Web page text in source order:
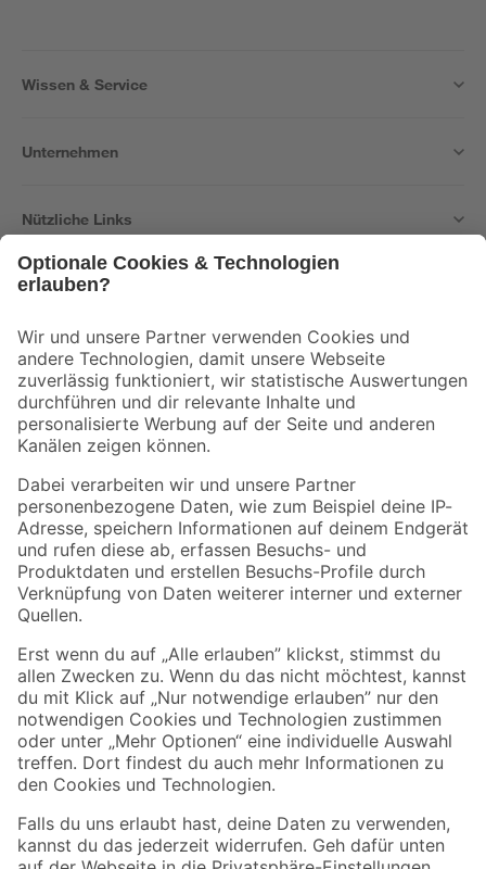
Wissen & Service
Unternehmen
Nützliche Links
Der toom Newsletter: Keine Angebote und Aktionen mehr verpassen!
Zur Newsletter Anmeldung
Folge uns
Zahlungsarten Versandarten
Sicher einkaufen
Jetzt die toom-App herunterladen
Alle Preisangaben in EUR inkl. gesetzl. MwSt.. Die dargestellten Angebote sind unter